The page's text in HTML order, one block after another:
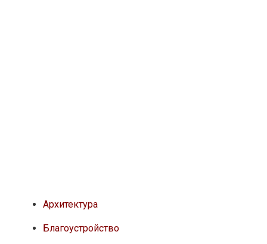
Архитектура
Благоустройство